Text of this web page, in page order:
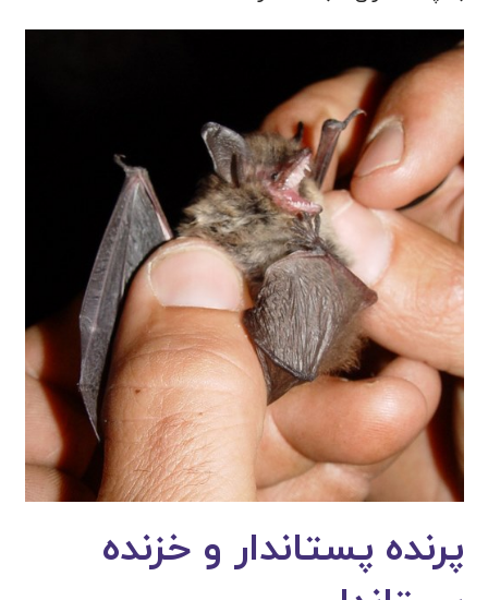
پرنده پستاندار و خزنده